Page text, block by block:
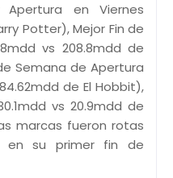
en Viernes
Potter), Mejor Fin de
vs 208.8mdd de
Semana de Apertura
de El Hobbit),
vs 20.9mdd de
marcas fueron rotas
en su primer fin de